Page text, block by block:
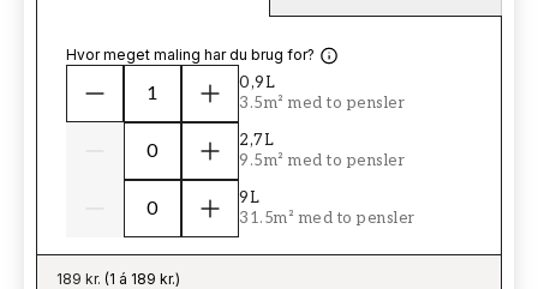
Hvor meget maling har du brug for?
0,9L
3.5m² med to pensler
2,7L
9.5m² med to pensler
9L
31.5m² med to pensler
189 kr. (1 á 189 kr.)